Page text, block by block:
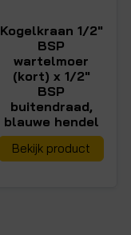
Kogelkraan 1/2"
BSP
wartelmoer
(kort) x 1/2"
BSP
buitendraad,
blauwe hendel
Bekijk product